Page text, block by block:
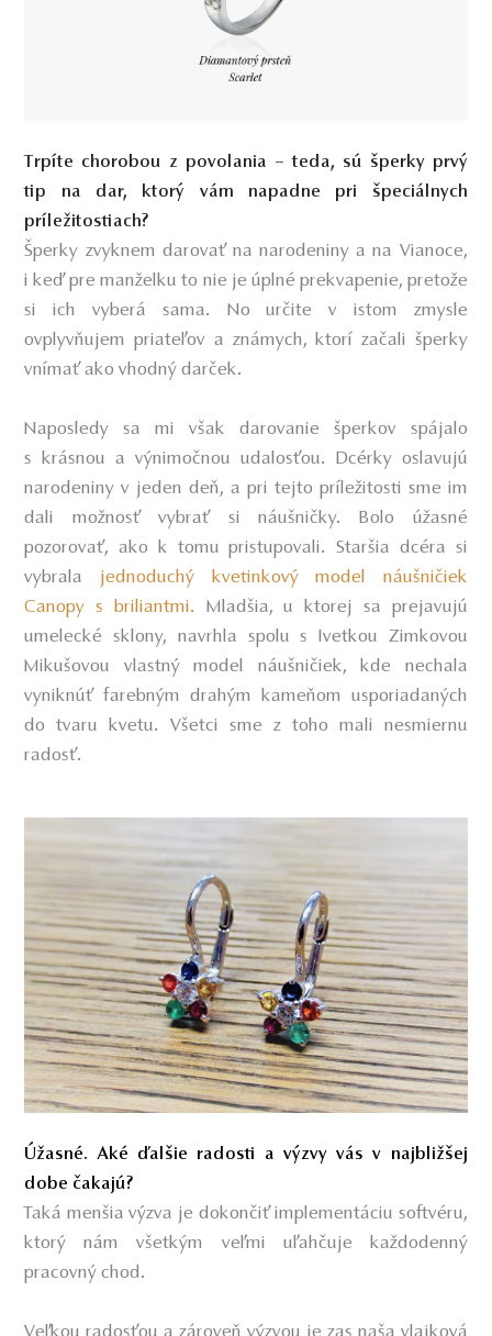
Trpíte chorobou z povolania – teda, sú šperky prvý
tip na dar, ktorý vám napadne pri špeciálnych
príležitostiach?
Šperky zvyknem darovať na narodeniny a na Vianoce,
i keď pre manželku to nie je úplné prekvapenie, pretože
si ich vyberá sama. No určite v istom zmysle
ovplyvňujem priateľov a známych, ktorí začali šperky
vnímať ako vhodný darček.
Naposledy sa mi však darovanie šperkov spájalo
s krásnou a výnimočnou udalosťou. Dcérky oslavujú
narodeniny v jeden deň, a pri tejto príležitosti sme im
dali možnosť vybrať si náušničky. Bolo úžasné
pozorovať, ako k tomu pristupovali. Staršia dcéra si
vybrala
jednoduchý kvetinkový model náušničiek
Canopy s briliantmi.
Mladšia, u ktorej sa prejavujú
umelecké sklony, navrhla spolu s Ivetkou Zimkovou
Mikušovou vlastný model náušničiek, kde nechala
vyniknúť farebným drahým kameňom usporiadaných
do tvaru kvetu. Všetci sme z toho mali nesmiernu
radosť.
Úžasné. Aké ďalšie radosti a výzvy vás v najbližšej
dobe čakajú?
Taká menšia výzva je dokončiť implementáciu softvéru,
ktorý nám všetkým veľmi uľahčuje každodenný
pracovný chod.